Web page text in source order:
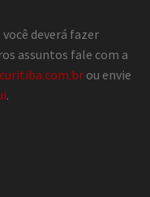
deverá fazer
assuntos fale com a
ou envie
.